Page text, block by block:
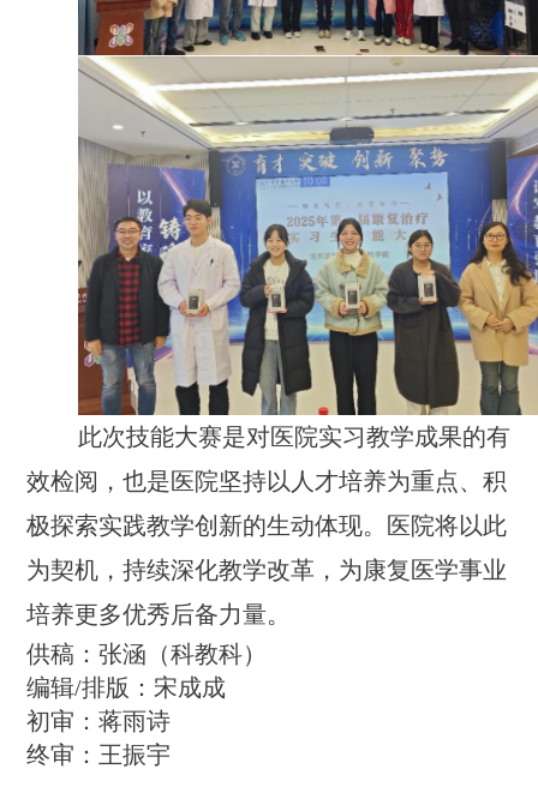
此次技能大赛是对医院实习教学成果的有
效检阅，也是医院坚持以人才培养为重点、积
极探索实践教学创新的生动体现。医院将以此
为契机，持续深化教学改革，为康复医学事业
培养更多优秀后备力量。
供稿：张涵（科教科）
编辑/排版：宋成成
初审：蒋雨诗
终审：王振宇